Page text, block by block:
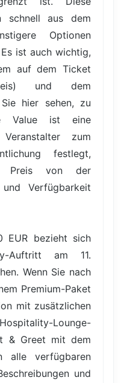
schnell aus dem
Optionen
ist auch wichtig,
auf dem Ticket
und dem
hier sehen, zu
Value ist eine
zum
festlegt,
Preis von der
Verfügbarkeit
EUR bezieht sich
Auftritt am 11.
Wenn Sie nach
Premium-Paket
mit zusätzlichen
Lounge-
& Greet mit dem
alle verfügbaren
und